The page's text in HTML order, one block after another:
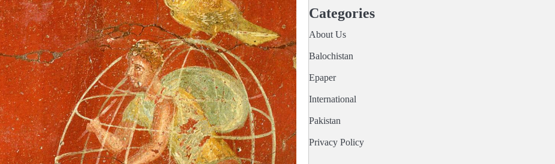
Categories
About Us
Balochistan
Epaper
International
Pakistan
Privacy Policy